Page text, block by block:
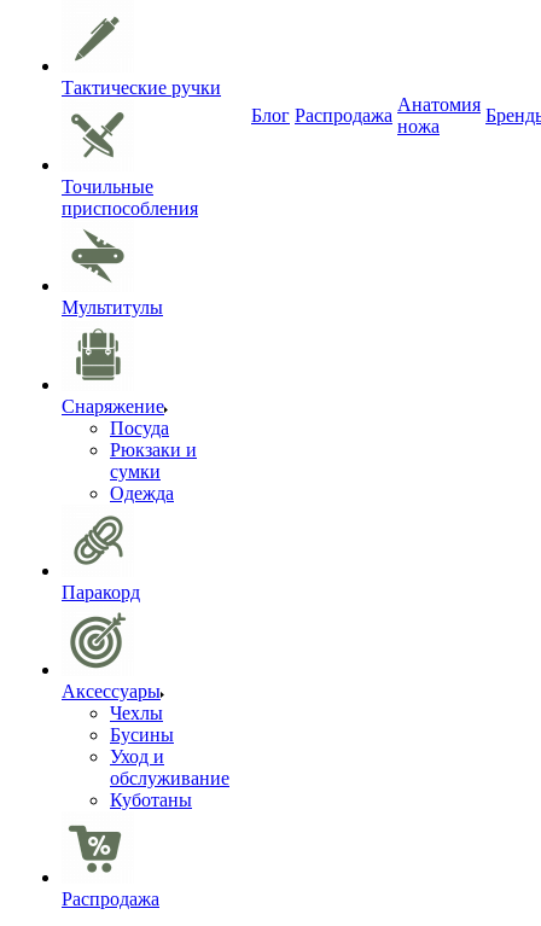
Тактические ручки
Точильные
приспособления
Мультитулы
Снаряжение
Посуда
Рюкзаки и
сумки
Одежда
Паракорд
Аксессуары
Чехлы
Бусины
Уход и
обслуживание
Куботаны
Распродажа
Блог Распродажа
Анатомия
ножа